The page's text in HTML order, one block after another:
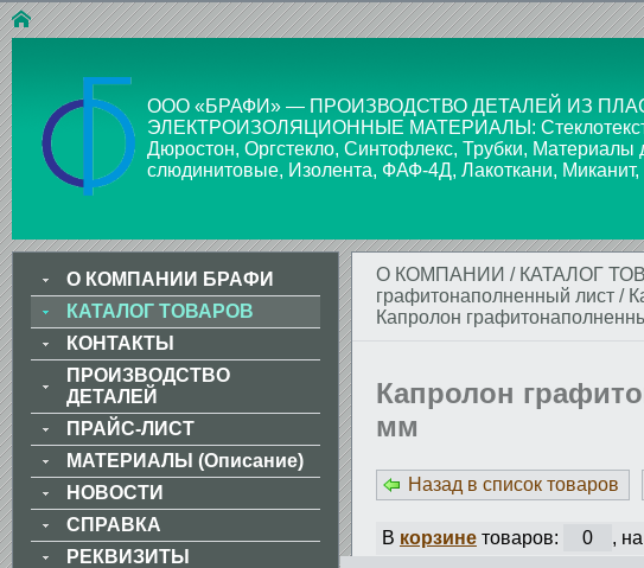
ООО «БРАФИ» — ПРОИЗВОДСТВО ДЕТАЛЕЙ ИЗ
ЭЛЕКТРОИЗОЛЯЦИОННЫЕ МАТЕРИАЛЫ:
Дюростон, Оргстекло, Синтофлекс, Трубки, Материалы
слюдинитовые, Изолента, ФАФ-4Д, Лакоткани, Миканит,
О КОМПАНИИ / КАТАЛОГ
графитонаполненный лист /
Капролон
Капролон
мм
Назад в список товаров
В корзинетоваров: 0 ,
О КОМПАНИИ БРАФИ
КАТАЛОГ ТОВАРОВ
КОНТАКТЫ
ПРОИЗВОДСТВО
ДЕТАЛЕЙ
ПРАЙС-ЛИСТ
МАТЕРИАЛЫ (Описание)
НОВОСТИ
СПРАВКА
РЕКВИЗИТЫ